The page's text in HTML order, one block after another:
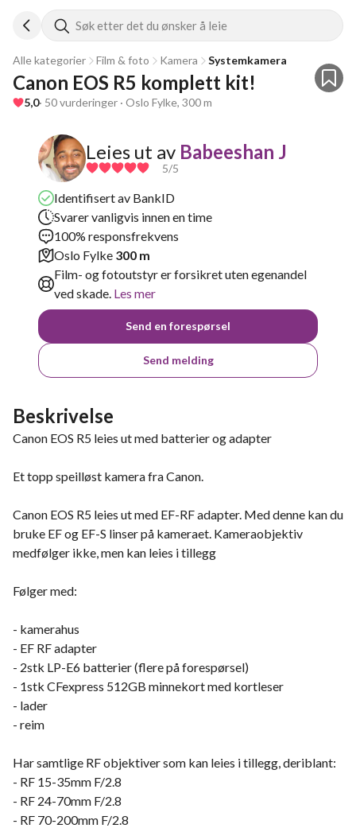
Søk etter det du ønsker å leie
Alle kategorier Film & foto Kamera Systemkamera
Canon EOS R5 komplett kit!
5,0· 50 vurderinger · Oslo Fylke, 300 m
Leies ut av Babeeshan J
5/5
Identifisert av BankID
Svarer vanligvis innen en time
100% responsfrekvens
Oslo Fylke 300 m
Film- og fotoutstyr er forsikret uten egenandel
ved skade. Les mer
Send en forespørsel
Send melding
Beskrivelse
Canon EOS R5 leies ut med batterier og adapter
Et topp speilløst kamera fra Canon.
Canon EOS R5 leies ut med EF-RF adapter. Med denne kan du
bruke EF og EF-S linser på kameraet. Kameraobjektiv
medfølger ikke, men kan leies i tillegg
Følger med:
- kamerahus
- EF RF adapter
- 2stk LP-E6 batterier (flere på forespørsel)
- 1stk CFexpress 512GB minnekort med kortleser
- lader
- reim
Har samtlige RF objektiver som kan leies i tillegg, deriblant:
- RF 15-35mm F/2.8
- RF 24-70mm F/2.8
- RF 70-200mm F/2.8